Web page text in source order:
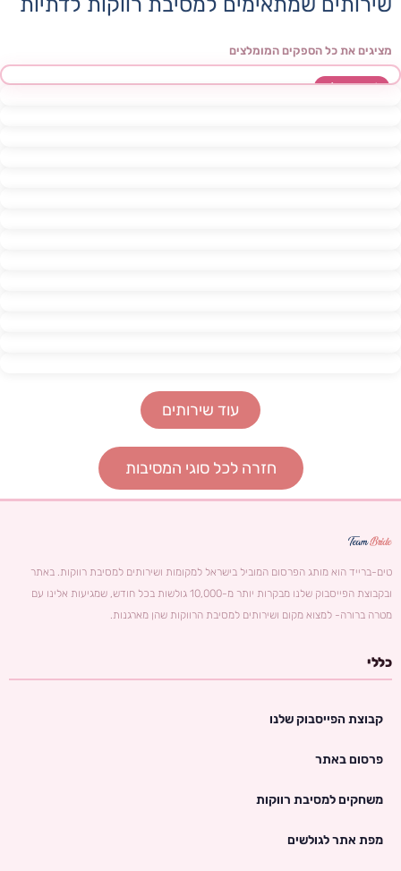
עוד שירותים
חזרה לכל סוגי המסיבות
טים-ברייד הוא מותג הפרסום המוביל בישראל למקומות ושירותים למסיבת רווקות. באתר
ובקבוצת הפייסבוק שלנו מבקרות יותר מ-10,000 גולשות בכל חודש, שמגיעות אלינו עם
מטרה ברורה- למצוא מקום ושירותים למסיבת הרווקות שהן מארגנות.
כללי
קבוצת הפייסבוק שלנו
פרסום באתר
משחקים למסיבת רווקות
מפת אתר לגולשים